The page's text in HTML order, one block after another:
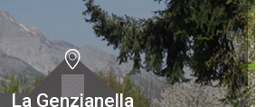
La Genzianella
La Genzianella